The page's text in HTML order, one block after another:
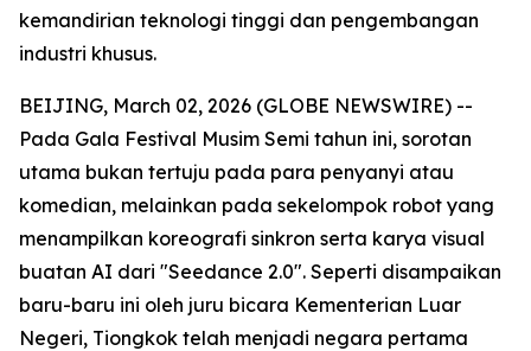
kemandirian teknologi tinggi dan pengembangan
industri khusus.
BEIJING, March 02, 2026 (GLOBE NEWSWIRE) --
Pada Gala Festival Musim Semi tahun ini, sorotan
utama bukan tertuju pada para penyanyi atau
komedian, melainkan pada sekelompok robot yang
menampilkan koreografi sinkron serta karya visual
buatan AI dari "Seedance 2.0". Seperti disampaikan
baru-baru ini oleh juru bicara Kementerian Luar
Negeri, Tiongkok telah menjadi negara pertama